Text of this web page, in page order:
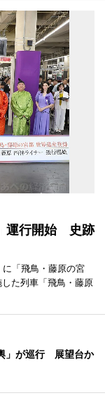
運行開始 史跡
「飛鳥・藤原の宮
た列車「飛鳥・藤原
」が巡行 展望台か